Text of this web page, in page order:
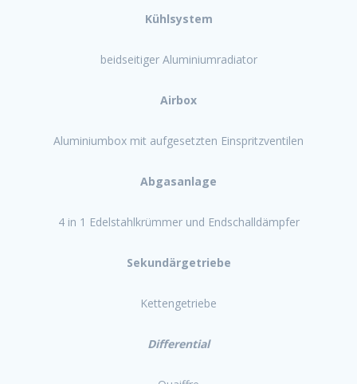
Kühlsystem
beidseitiger Aluminiumradiator
Airbox
Aluminiumbox mit aufgesetzten Einspritzventilen
Abgasanlage
4 in 1 Edelstahlkrümmer und Endschalldämpfer
Sekundärgetriebe
Kettengetriebe
Differential